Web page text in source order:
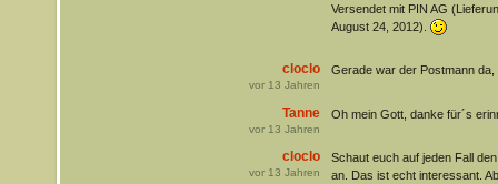
Versendet mit PIN AG
August 24, 2012).
cloclo
vor 13 Jahren
Gerade war der Postmann da,
Tanne
vor 13 Jahren
Oh mein Gott, danke für´s
cloclo
vor 13 Jahren
Schaut euch auf jeden Fall
an. Das ist echt interessant.